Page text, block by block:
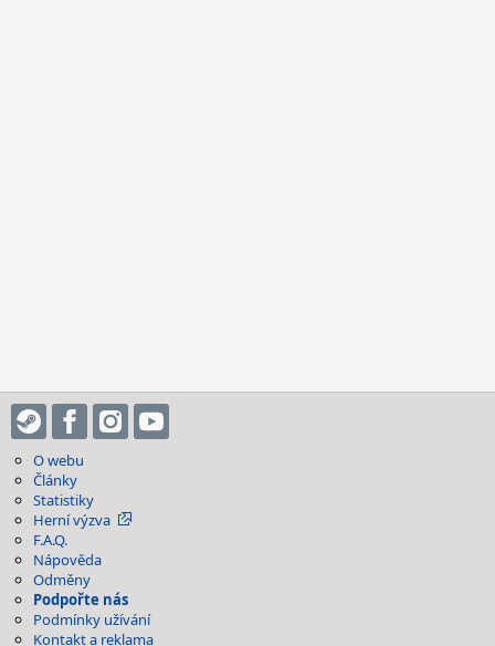
O webu
Články
Statistiky
Herní výzva
F.A.Q.
Nápověda
Odměny
Podpořte nás
Podmínky užívání
Kontakt a reklama